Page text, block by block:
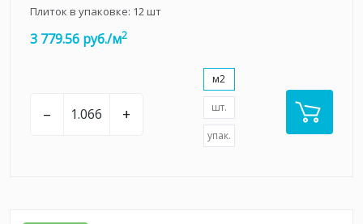
Плиток в упаковке: 12шт
3 779.56 руб./м2
– +
м2
шт.
упак.